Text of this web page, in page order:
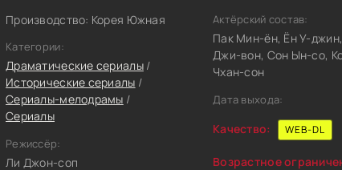
Производство: Корея Южная
Категории:
Драматические сериалы/
Исторические сериалы /
Сериалы-мелодрамы /
Сериалы
Режиссёр:
Ли Джон-соп
Актёрский состав:
Пак Мин-ён, Ён У-
Джи-вон, Сон Ын-со,
Чхан-сон
Дата выхода:
Качество: WEB-DL
Возрастное